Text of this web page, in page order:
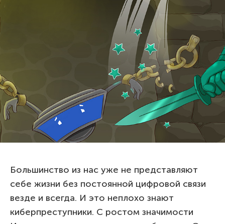
Большинство из нас уже не представляют
себе жизни без постоянной цифровой связи
везде и всегда. И это неплохо знают
киберпреступники. С ростом значимости